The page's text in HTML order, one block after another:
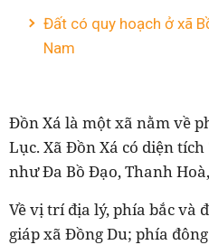
Đất có quy hoạch ở xã
Nam
Đồn Xá là một xã nằm về
Lục. Xã Đồn Xá có diện
như Đa Bồ Đạo, Thanh
Về vị trí địa lý, phía bắc và
giáp xã Đồng Du; phía